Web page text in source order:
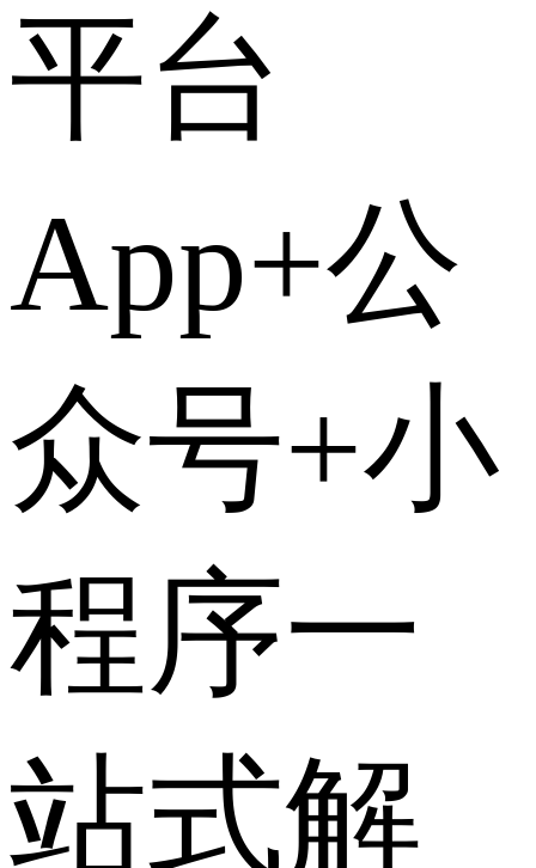
平台
App+公
众号+小
程序一
站式解